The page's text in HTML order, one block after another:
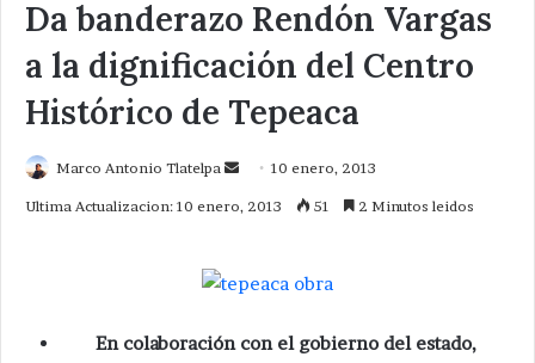
Da banderazo Rendón Vargas
a la dignificación del Centro
Histórico de Tepeaca
Marco Antonio Tlatelpa
Send10 enero, 2013
Ultima Actualizacion: 10 enero, 2013 51 2 Minutos leidos
En colaboración con el gobierno del estado,